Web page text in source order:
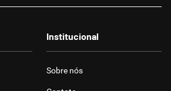
Institucional
Sobre nós